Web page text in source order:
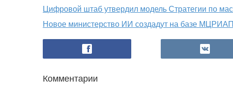
Цифровой штаб утвердил модель Стратегии по
Новое министерство ИИ создадут на базе МЦРИАП
Комментарии